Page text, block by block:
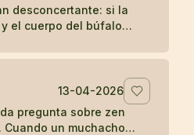
desconcertante: si la
el cuerpo del búfalo
13-04-2026
pregunta sobre zen
un muchacho